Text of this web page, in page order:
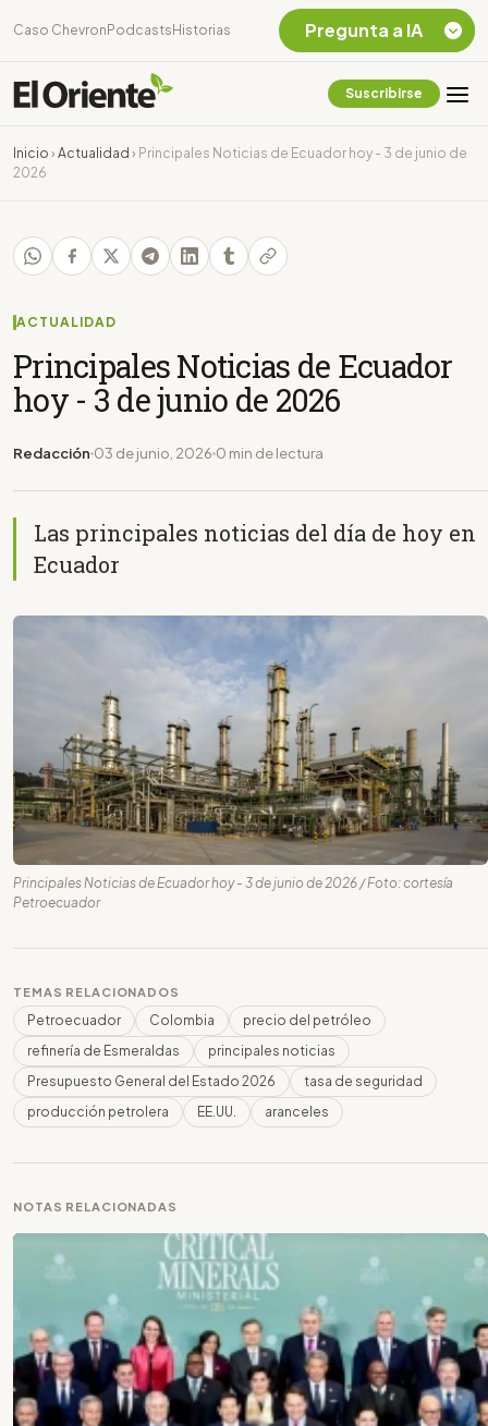
Caso Chevron Podcasts Historias
Suscribirse
Inicio › Actualidad › Principales Noticias de Ecuador hoy - 3 de junio de
2026
ACTUALIDAD
Principales Noticias de Ecuador
hoy - 3 de junio de 2026
Redacción 03 de junio, 2026 0 min de lectura
Las principales noticias del día de hoy en
Ecuador
Principales Noticias de Ecuador hoy - 3 de junio de 2026 / Foto: cortesía
Petroecuador
TEMAS RELACIONADOS
Petroecuador Colombia
precio del petróleo
refinería de Esmeraldas
principales noticias
Presupuesto General del Estado 2026
tasa de seguridad
producción petrolera
EE.UU. aranceles
NOTAS RELACIONADAS
Pregunta a IA
Chevron Ecuador